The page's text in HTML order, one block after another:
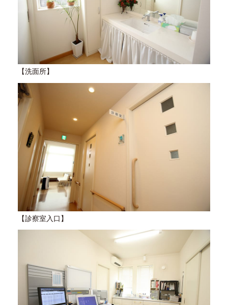
【洗面所】
【診察室入口】